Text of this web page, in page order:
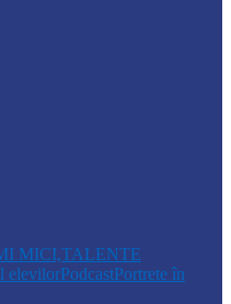
MICI,TALENTE
elevilorPodcastPortrete în